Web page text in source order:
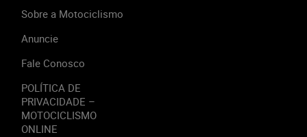
Sobre a Motociclismo
Anuncie
Fale Conosco
POLÍTICA DE
PRIVACIDADE –
MOTOCICLISMO
ONLINE